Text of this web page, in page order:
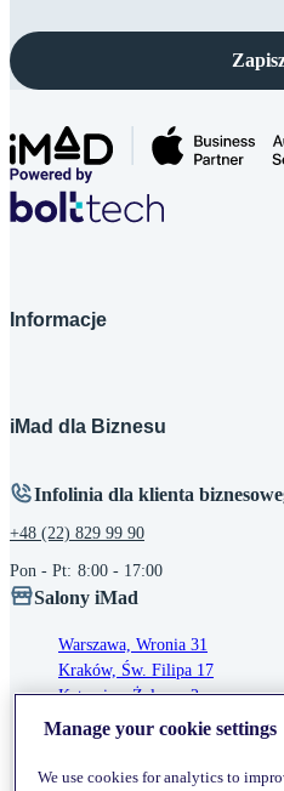
Informacje
iMad dla Biznesu
Infolinia dla klienta
+48 (22) 829 99 90
Pon - Pt: 8:00 - 17:00
Salony iMad
Warszawa, Wronia 31
Kraków, Św. Filipa 17
Katowice, Żelazna 2
Wrocław, Pl. Nowy Targ 28
Manage your cookie settings
We use cookies for analytics to